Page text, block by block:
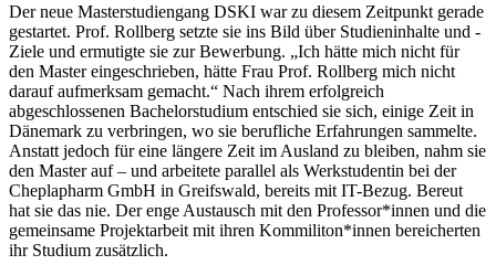
Der neue Masterstudiengang DSKI war zu diesem Zeitpunkt gerade
gestartet. Prof. Rollberg setzte sie ins Bild über Studieninhalte und -
Ziele und ermutigte sie zur Bewerbung. „Ich hätte mich nicht für
den Master eingeschrieben, hätte Frau Prof. Rollberg mich nicht
darauf aufmerksam gemacht.“ Nach ihrem erfolgreich
abgeschlossenen Bachelorstudium entschied sie sich, einige Zeit in
Dänemark zu verbringen, wo sie berufliche Erfahrungen sammelte.
Anstatt jedoch für eine längere Zeit im Ausland zu bleiben, nahm sie
den Master auf – und arbeitete parallel als Werkstudentin bei der
Cheplapharm GmbH in Greifswald, bereits mit IT-Bezug. Bereut
hat sie das nie. Der enge Austausch mit den Professor*innen und die
gemeinsame Projektarbeit mit ihren Kommiliton*innen bereicherten
ihr Studium zusätzlich.